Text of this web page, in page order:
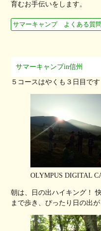
育むお手伝いをします。
サマーキャンプ よくある質問
サマーキャンプin信州
５コースはやくも３日目です
OLYMPUS DIGITAL
朝は、日の出ハイキング！
まで歩き、ぴったり日の出